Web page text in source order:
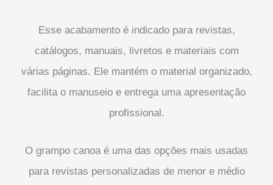
Esse acabamento é indicado para revistas,
catálogos, manuais, livretos e materiais com
várias páginas. Ele mantém o material organizado,
facilita o manuseio e entrega uma apresentação
profissional.
O grampo canoa é uma das opções mais usadas
para revistas personalizadas de menor e médio